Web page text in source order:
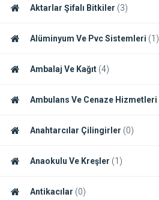
Aktarlar Şifalı Bitkiler (3)
Alüminyum Ve Pvc Sistemleri (1)
Ambalaj Ve Kağıt (4)
Ambulans Ve Cenaze Hizmetleri
Anahtarcılar Çilingirler (0)
Anaokulu Ve Kreşler (1)
Antikacılar (0)